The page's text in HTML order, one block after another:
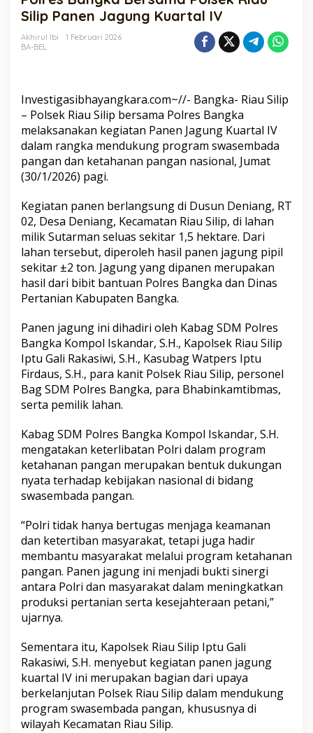
Polsek
Riau
Silip
Silip Panen Jagung Kuartal IV
Akhirul Ibi
1 Februari 2026
BA-BEL
Investigasibhayangkara.com~//- Bangka- Riau Silip
– Polsek Riau Silip bersama Polres Bangka
melaksanakan kegiatan Panen Jagung Kuartal IV
dalam rangka mendukung program swasembada
pangan dan ketahanan pangan nasional, Jumat
(30/1/2026) pagi.
Kegiatan panen berlangsung di Dusun Deniang, RT
02, Desa Deniang, Kecamatan Riau Silip, di lahan
milik Sutarman seluas sekitar 1,5 hektare. Dari
lahan tersebut, diperoleh hasil panen jagung pipil
sekitar ±2 ton. Jagung yang dipanen merupakan
hasil dari bibit bantuan Polres Bangka dan Dinas
Pertanian Kabupaten Bangka.
Panen jagung ini dihadiri oleh Kabag SDM Polres
Bangka Kompol Iskandar, S.H., Kapolsek Riau Silip
Iptu Gali Rakasiwi, S.H., Kasubag Watpers Iptu
Firdaus, S.H., para kanit Polsek Riau Silip, personel
Bag SDM Polres Bangka, para Bhabinkamtibmas,
serta pemilik lahan.
Kabag SDM Polres Bangka Kompol Iskandar, S.H.
mengatakan keterlibatan Polri dalam program
ketahanan pangan merupakan bentuk dukungan
nyata terhadap kebijakan nasional di bidang
swasembada pangan.
“Polri tidak hanya bertugas menjaga keamanan
dan ketertiban masyarakat, tetapi juga hadir
membantu masyarakat melalui program ketahanan
pangan. Panen jagung ini menjadi bukti sinergi
antara Polri dan masyarakat dalam meningkatkan
produksi pertanian serta kesejahteraan petani,”
ujarnya.
Sementara itu, Kapolsek Riau Silip Iptu Gali
Rakasiwi, S.H. menyebut kegiatan panen jagung
kuartal IV ini merupakan bagian dari upaya
berkelanjutan Polsek Riau Silip dalam mendukung
program swasembada pangan, khususnya di
wilayah Kecamatan Riau Silip.